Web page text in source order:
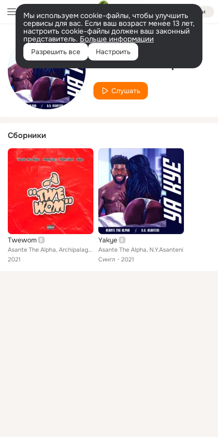
Войти
Мы используем cookie-файлы, чтобы улучшить
сервисы для вас. Если ваш возраст менее 13 лет,
настроить cookie-файлы должен ваш законный
представитель. Больше информации
Разрешить все Настроить
Исполнитель
Asante The Alpha
Слушать
Сборники
Twewom
Asante The Alpha, Archipalago, N.Y.Asanteni, Kojoe
2021
Yakye
Asante The Alpha, N.Y.Asanteni
Сингл
2021